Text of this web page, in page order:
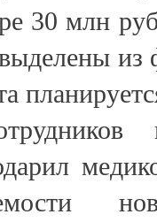
30 млн
из